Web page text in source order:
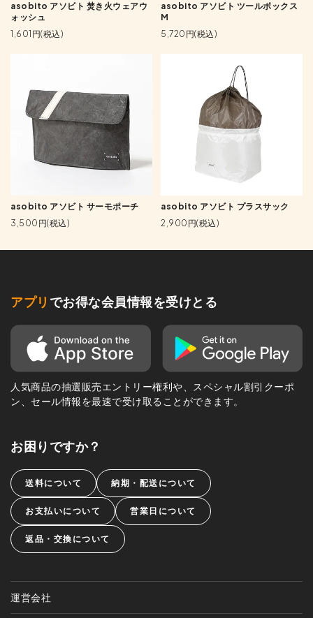
asobito アソビト 焚き火ウェアウ
ォッシュ
1,601円(税込)
asobito アソビト ツールボックス
M
5,720円(税込)
asobito アソビト サーモポーチ
3,500円(税込)
asobito アソビト プラスサック
2,900円(税込)
アプリ でお得な会員情報を受けとる
人気商品の抽選販売エントリー権利や、スペシャル割引クーポ
ン、セール情報を最速で受け取ることができます。
お困りですか？
送料について 納期・配送について
お支払いについて 営業日について
返品・交換について
運営会社